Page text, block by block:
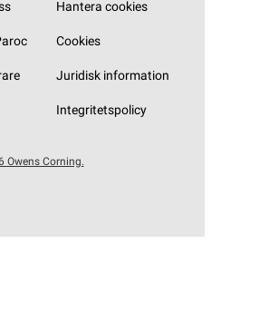
Hantera cookies
Cookies
Juridisk information
Integritetspolicy
Owens Corning.